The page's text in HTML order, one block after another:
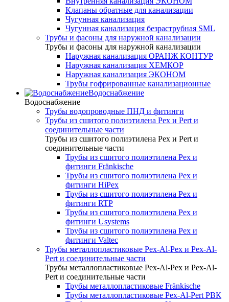
Клапаны обратные для канализации
Чугунная канализация
Чугунная канализация безраструбная SML
Трубы и фасоны для наружной канализации
Трубы и фасоны для наружной канализации
Наружная канализация ОРАНЖ КОНТУР
Наружная канализация ХЕМКОР
Наружная канализация ЭКОНОМ
Трубы гофрированные канализационные
Водоснабжение
Водоснабжение
Трубы водопроводные ПНД и фитинги
Трубы из сшитого полиэтилена Pex и Pert и
соединительные части
Трубы из сшитого полиэтилена Pex и Pert и
соединительные части
Трубы из сшитого полиэтилена Pex и
фитинги Fränkische
Трубы из сшитого полиэтилена Pex и
фитинги HiPex
Трубы из сшитого полиэтилена Pex и
фитинги RTP
Трубы из сшитого полиэтилена Pex и
фитинги Usystems
Трубы из сшитого полиэтилена Pex и
фитинги Valtec
Трубы металлопластиковые Pex-Al-Pex и Pex-Al-
Pert и соединительные части
Трубы металлопластиковые Pex-Al-Pex и Pex-Al-
Pert и соединительные части
Трубы металлопластиковые Fränkische
Трубы металлопластиковые Pex-Al-Pert РВК